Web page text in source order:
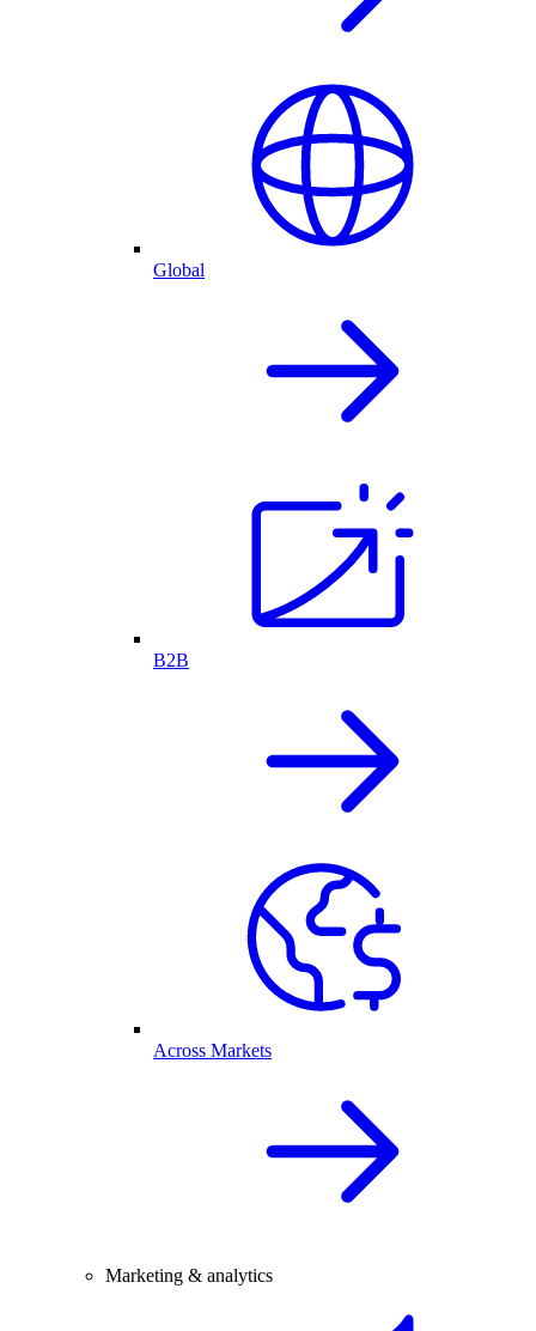
Global
B2B
Across Markets
Marketing & analytics